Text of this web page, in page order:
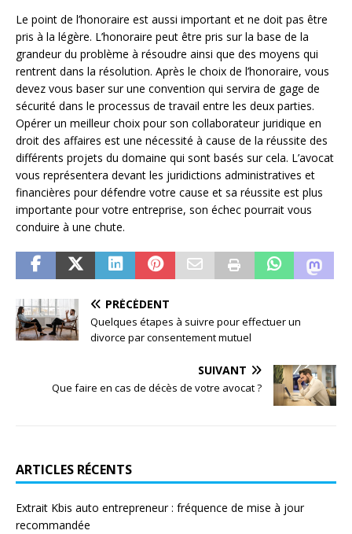
Le point de l’honoraire est aussi important et ne doit pas être
pris à la légère. L’honoraire peut être pris sur la base de la
grandeur du problème à résoudre ainsi que des moyens qui
rentrent dans la résolution. Après le choix de l’honoraire, vous
devez vous baser sur une convention qui servira de gage de
sécurité dans le processus de travail entre les deux parties.
Opérer un meilleur choix pour son collaborateur juridique en
droit des affaires est une nécessité à cause de la réussite des
différents projets du domaine qui sont basés sur cela. L’avocat
vous représentera devant les juridictions administratives et
financières pour défendre votre cause et sa réussite est plus
importante pour votre entreprise, son échec pourrait vous
conduire à une chute.
PRÉCÉDENT
Quelques étapes à suivre pour effectuer un
divorce par consentement mutuel
SUIVANT
Que faire en cas de décès de votre avocat ?
ARTICLES RÉCENTS
Extrait Kbis auto entrepreneur : fréquence de mise à jour
recommandée